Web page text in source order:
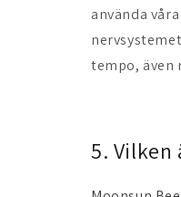
använda
tempo, även
5. Vilken